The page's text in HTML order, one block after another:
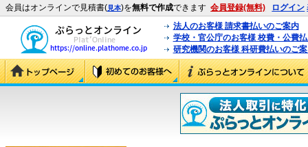
会員はオンラインで見積書(見本)を無料で作成できます 会員登録(無料) ログイン
法人のお客様 請求書払いのご案内
学校・官公庁のお客様 校費・公費
研究機関のお客様 科研費払いのご